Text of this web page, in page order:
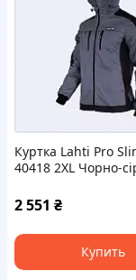
Куртка Lahti Pro
40418 2XL Чорно-
2 551 ₴
Купить